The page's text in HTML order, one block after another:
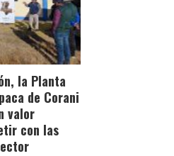
la Planta
de Corani
valor
con las